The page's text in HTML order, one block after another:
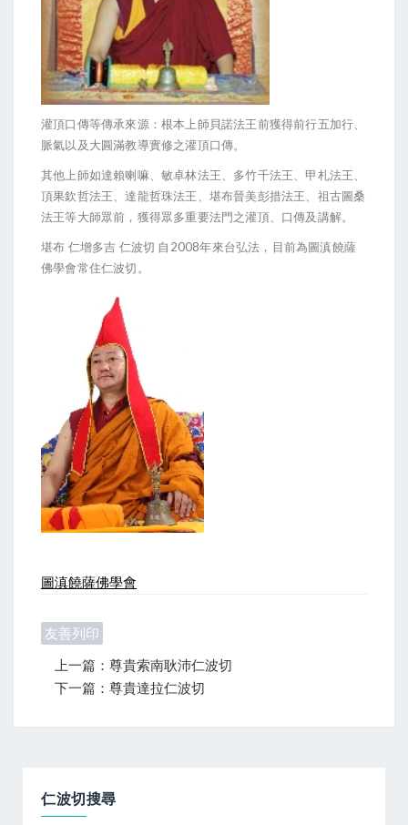
灌頂口傳等傳承來源：根本上師貝諾法王前獲得前行五加行、
脈氣以及大圓滿教導實修之灌頂口傳。
其他上師如達賴喇嘛、敏卓林法王、多竹千法王、甲札法王、
頂果欽哲法王、達龍哲珠法王、堪布晉美彭措法王、祖古圖桑
法王等大師眾前，獲得眾多重要法門之灌頂、口傳及講解。
堪布 仁增多吉 仁波切 自 2008年來台弘法，目前為圖滇饒薩
佛學會常住仁波切。
圖滇饒薩佛學會
友善列印
上一篇：尊貴索南耿沛仁波切
下一篇：尊貴達拉仁波切
仁波切搜尋